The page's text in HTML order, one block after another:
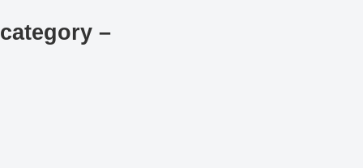
category –